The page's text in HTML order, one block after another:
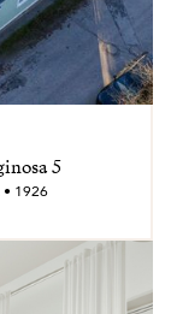
5
• 1926